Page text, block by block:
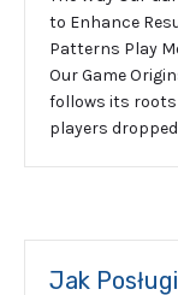
to Enhance
Patterns Play
Our Game
follows its roots
players
Jak